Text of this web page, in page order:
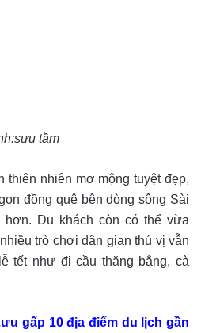
tầm
thiên nhiên mơ mộng tuyệt đẹp,
đồng quê bên dòng sông Sài
Du khách còn có thể vừa
trò chơi dân gian thú vị vẫn
tết như đi cầu thăng bằng, cà
gấp 10 địa điểm du lịch gần